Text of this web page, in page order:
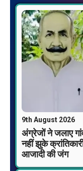
9th August 2026
अंग्रेजों ने जलाए
नहीं झुके
आजादी की जंग